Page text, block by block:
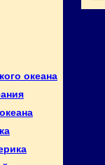
океана